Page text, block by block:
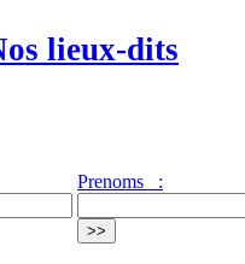
lieux-dits
Prenoms :